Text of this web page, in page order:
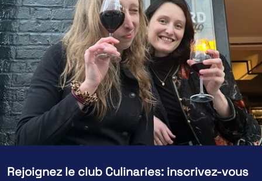
Rejoignez le club Culinaries: inscrivez-vous